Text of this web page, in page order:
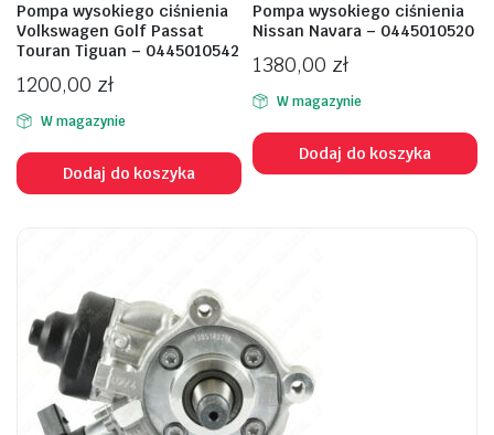
Pompa wysokiego ciśnienia
Volkswagen Golf Passat
Touran Tiguan – 0445010542
1200,00 zł
W magazynie
Dodaj do koszyka
Pompa wysokiego ciśnienia
Nissan Navara – 0445010520
1380,00 zł
W magazynie
Dodaj do koszyka